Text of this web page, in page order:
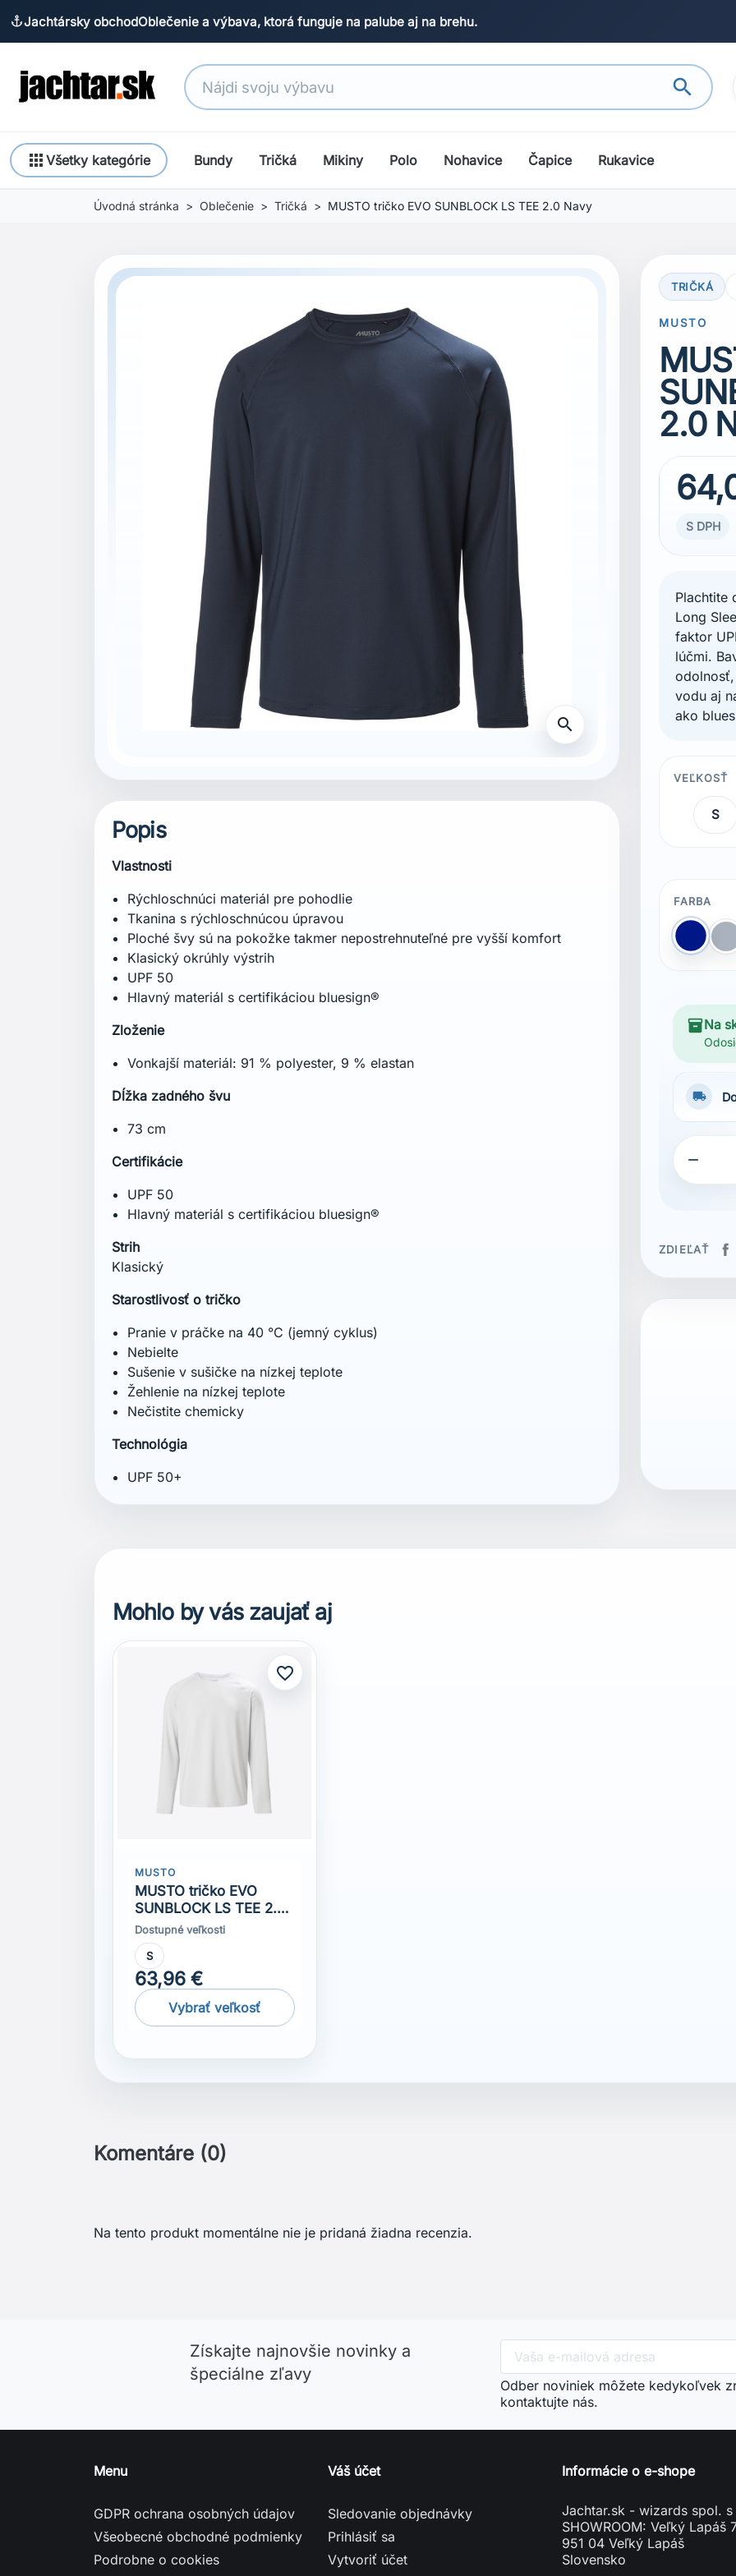
anchorJachtársky obchodOblečenie a výbava, ktorá funguje na palube aj na brehu.
search
appsVšetky kategórie Bundy Tričká Mikiny Polo Nohavice Čapice Rukavice
Úvodná stránka Oblečenie Tričká MUSTO tričko EVO SUNBLOCK LS TEE 2.0 Navy
search
Popis
Vlastnosti
Rýchloschnúci materiál pre pohodlie
Tkanina s rýchloschnúcou úpravou
Ploché švy sú na pokožke takmer nepostrehnuteľné pre vyšší komfort
Klasický okrúhly výstrih
UPF 50
Hlavný materiál s certifikáciou bluesign®
Zloženie
Vonkajší materiál: 91 % polyester, 9 % elastan
Dĺžka zadného švu
73 cm
Certifikácie
UPF 50
Hlavný materiál s certifikáciou bluesign®
Strih
Klasický
Starostlivosť o tričko
Pranie v práčke na 40 °C (jemný cyklus)
Nebielte
Sušenie v sušičke na nízkej teplote
Žehlenie na nízkej teplote
Nečistite chemicky
Technológia
UPF 50+
TRIČKÁ
MUSTO
2.0
S DPH
Plachtite
Long
faktor
lúčmi.
vodu aj
ako
VEĽKOSŤ
S
FARBA
Modrá
inventory_2 Na
local_shipping

ZDIEĽAŤ
Mohlo by vás zaujať aj
favorite_border
MUSTO
MUSTO tričko EVO
SUNBLOCK LS TEE 2.0
platinum
Dostupné veľkosti
S
63,96 €
Vybrať veľkosť
Komentáre (0)
Na tento produkt momentálne nie je pridaná žiadna recenzia.
Získajte najnovšie novinky a
špeciálne zľavy
Odber noviniek môžete kedykoľvek
kontaktujte nás.
Menu
GDPR ochrana osobných údajov
Všeobecné obchodné podmienky
Podrobne o cookies
Váš účet
Sledovanie objednávky
Prihlásiť sa
Vytvoriť účet
Informácie o e-shope
Jachtar.sk - wizards spol. s
SHOWROOM: Veľký Lapáš
951 04 Veľký Lapáš
Slovensko